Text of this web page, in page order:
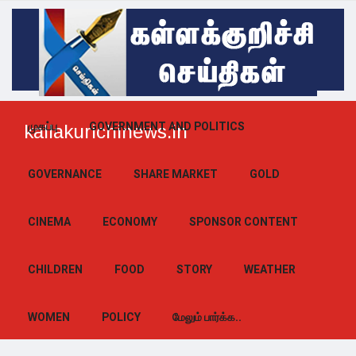
kallakurichinews.in
முகப்பு GOVERNMENT AND POLITICS
GOVERNANCE SHARE MARKET GOLD
CINEMA ECONOMY SPONSOR CONTENT
CHILDREN FOOD STORY WEATHER
WOMEN POLICY மேலும் பார்க்க..